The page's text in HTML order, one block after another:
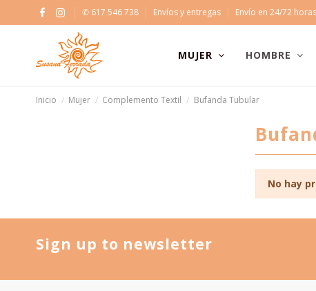
✆ 617 546 738 Envíos y entregas Envío en 24/72 horas
MUJER HOMBRE
Inicio Mujer Complemento Textil Bufanda Tubular
No hay
Sign up to newsletter